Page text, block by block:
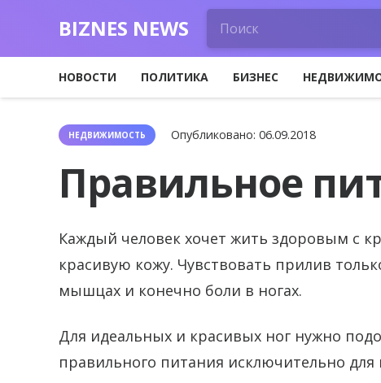
BIZNES NEWS
НОВОСТИ ПОЛИТИКА БИЗНЕС
НЕДВИЖИМОСТЬ Опубликовано:06.09.2018
Правильное
Каждый человек хочет жить здоровым с
красивую кожу. Чувствовать прилив
мышцах и конечно боли в ногах.
Для идеальных и красивых ног нужно
правильного питания исключительно